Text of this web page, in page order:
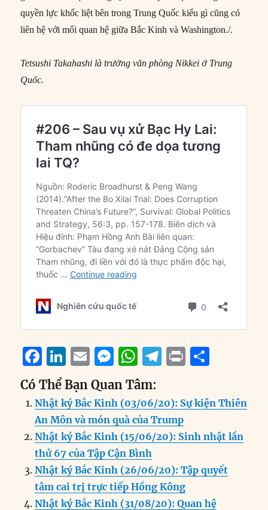
quyền lực khốc liệt bên trong Trung Quốc kiểu gì cũng có
liên hệ với mối quan hệ giữa Bắc Kinh và Washington./.
Tetsushi Takahashi là trưởng văn phòng Nikkei ở Trung
Quốc.
F
a
c
e
b
o
o
k
Li
n
k
e
d
I
n
E
m
ai
l
M
ss
e
n
g
er
W
h
at
s
A
p
p
T
e
g
r
m
P
n
t
a
re
Có Thể Bạn Quan Tâm:
Nhật ký Bắc Kinh (03/06/20): Sự kiện Thiên
An Môn và món quà của Trump
Nhật ký Bắc Kinh (15/06/20): Sinh nhật lần
thứ 67 của Tập Cận Bình
Nhật ký Bắc Kinh (26/06/20): Tập quyết
tâm cai trị trực tiếp Hồng Kông
Nhật ký Bắc Kinh (31/08/20): Quan hệ